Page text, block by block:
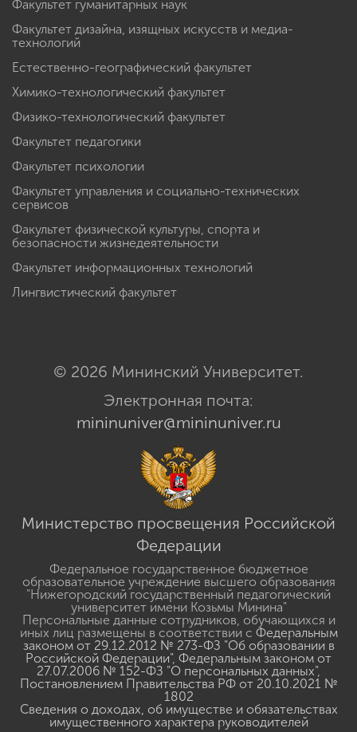
Факультет гуманитарных наук
технологий
Естественно-географический факультет
Химико-технологический факультет
Физико-технологический факультет
Факультет педагогики
Факультет психологии
сервисов
безопасности жизнедеятельности
Факультет информационных технологий
© 2026 Мининский Университет.
Электронная почта:
mininuniver@mininuniver.ru
Министерство просвещения Российской
Федерации
Федеральное государственное бюджетное
образовательное учреждение высшего образования
"Нижегородский государственный педагогический
университет имени Козьмы Минина"
Персональные данные сотрудников, обучающихся и
иных лиц размещены в соответствии сФедеральным
законом от 29.12.2012 № 273-ФЗ "Об образовании в
Российской Федерации",Федеральным законом от
27.07.2006 № 152-ФЗ "О персональных данных"
Постановлением Правительства РФ от 20.10.2021 №
1802